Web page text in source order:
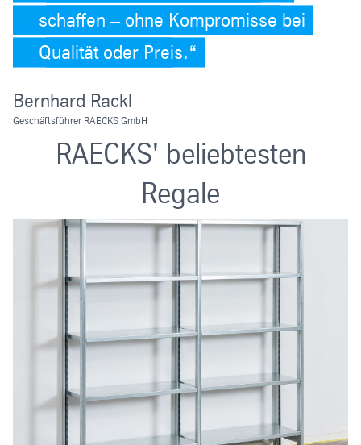
schaffen – ohne Kompromisse bei
Qualität oder Preis.
Bernhard Rackl
Geschäftsführer RAECKS GmbH
RAECKS' beliebtesten
Regale